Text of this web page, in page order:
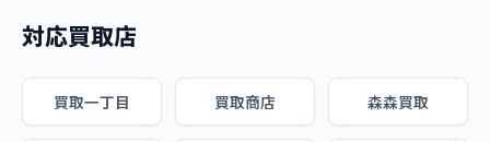
対応買取店
買取一丁目 買取商店 森森買取